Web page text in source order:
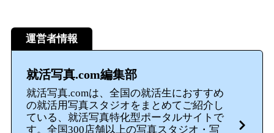
運営者情報
就活写真.com編集部
就活写真.comは、全国の就活生におすすめ
の就活用写真スタジオをまとめてご紹介し
ている、就活写真特化型ポータルサイトで
す。全国300店舗以上の写真スタジオ・写